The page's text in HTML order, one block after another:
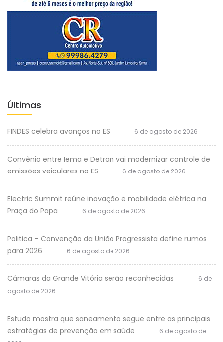
Últimas
FINDES celebra avanços no ES 6 de agosto de 2026
Convênio entre Iema e Detran vai modernizar controle de
emissões veiculares no ES
6 de agosto de 2026
Electric Summit reúne inovação e mobilidade elétrica na
Praça do Papa
6 de agosto de 2026
Politica – Convenção da União Progressista define rumos
para 2026
6 de agosto de 2026
Câmaras da Grande Vitória serão reconhecidas
6 de
agosto de 2026
Estudo mostra que saneamento segue entre as principais
estratégias de prevenção em saúde
6 de agosto de